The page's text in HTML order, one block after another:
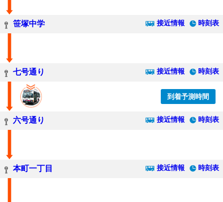
笹塚中学 接近情報 時刻表
七号通り 接近情報 時刻表
到着予測時間
六号通り 接近情報 時刻表
本町一丁目 接近情報 時刻表